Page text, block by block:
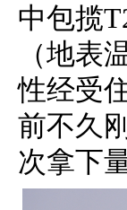
中包揽
（地表
性经受
前不久
次拿下